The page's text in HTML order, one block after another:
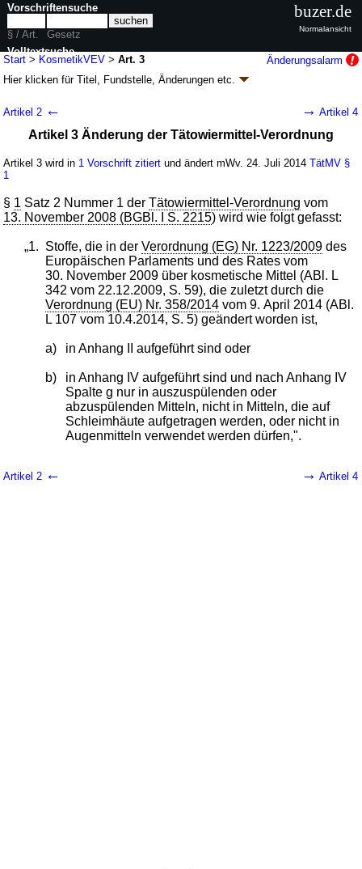
Start > KosmetikVEV >Art. 3
Änderungsalarm
Hier klicken fürTitel, Fundstelle, Änderungen etc.
kosmetikrechtlicher Vorschriften und weiterer
Vorschriften an die Verordnung (EG) Nr.
1223/2009 über kosmetische Mittel
(KosmetikVEV
k.a.Abk.
V. v. 16.07.2014 BGBl. I S. 1054( Nr. 32
); Geltung ab 24.07.2014
4 Änderungen
| Drucksachen / Entwurf / Begründung |
wird in 7 Vorschriften zitiert
Artikel 2 ← → Artikel 4
Artikel 3 Änderung der Tätowiermittel-Verordnung
Artikel 3 wird in 1 Vorschrift zitiert und ändert mWv. 24. Juli 2014TätMV §
1
§ 1 Satz 2 Nummer 1 derTätowiermittel-Verordnung vom
13. November 2008 (BGBl. I S. 2215) wird wie folgt gefasst:
„1. Stoffe, die in der Verordnung (EG) Nr. 1223/2009des
Europäischen Parlaments und des Rates vom
30. November 2009 über kosmetische Mittel (ABl. L
342 vom 22.12.2009, S. 59), die zuletzt durch die
Verordnung (EU) Nr. 358/2014vom 9. April 2014 (ABl.
L 107 vom 10.4.2014, S. 5) geändert worden ist,
a) in Anhang II aufgeführt sind oder
b)
in Anhang IV aufgeführt sind und nach Anhang IV
Spalte g nur in auszuspülenden oder
abzuspülenden Mitteln, nicht in Mitteln, die auf
Schleimhäute aufgetragen werden, oder nicht in
Augenmitteln verwendet werden dürfen,".
Artikel 2 ← → Artikel 4
Vorschriftensuche
§ / Art.
Gesetz
Volltextsuche
nur in KosmetikVEV
buzer.de
Normalansicht